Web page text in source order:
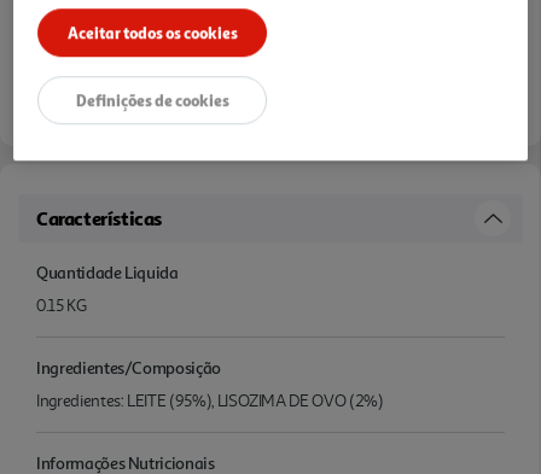
Características
Quantidade Liquida
0.15 KG
Ingredientes/Composição
Ingredientes: LEITE (95%), LISOZIMA DE OVO (2%)
Informações Nutricionais
Aceitar todos os cookies
Definições de cookies